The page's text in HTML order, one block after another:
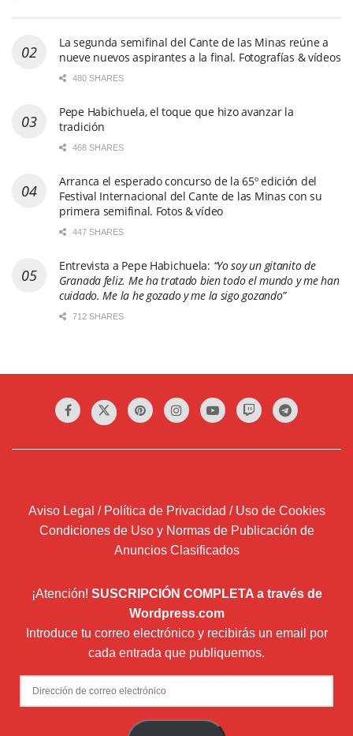
La segunda semifinal del Cante de las Minas reúne a
nueve nuevos aspirantes a la final. Fotografías & vídeos
480 SHARES
Pepe Habichuela, el toque que hizo avanzar la
tradición
468 SHARES
Arranca el esperado concurso de la 65º edición del
Festival Internacional del Cante de las Minas con su
primera semifinal. Fotos & vídeo
447 SHARES
Entrevista a Pepe Habichuela: “Yo soy un gitanito de
Granada feliz. Me ha tratado bien todo el mundo y me han
cuidado. Me la he gozado y me la sigo gozando”
712 SHARES
Aviso Legal / Política de Privacidad / Uso de Cookies
Condiciones de Uso y Normas de Publicación de
Anuncios Clasificados
¡Atención! SUSCRIPCIÓN COMPLETA a través de
Wordpress.com
Introduce tu correo electrónico y recibirás un email por
cada entrada que publiquemos.
Dirección
de